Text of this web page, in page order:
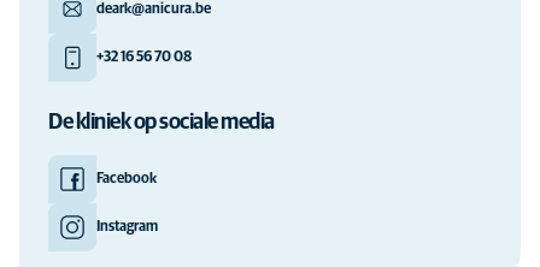
deark@anicura.be
+32 16 56 70 08
De kliniek op sociale media
Facebook
Instagram